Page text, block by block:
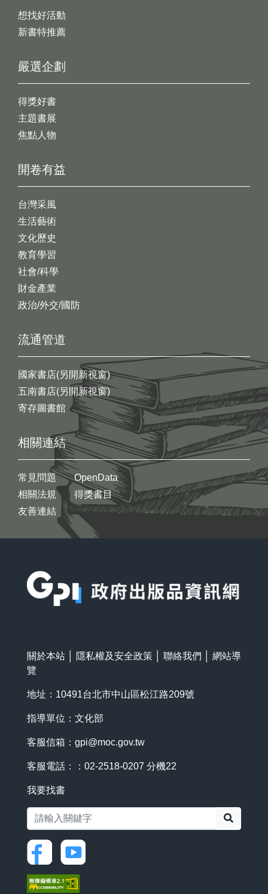
想找好活動
新書特推薦
開卷有益
台灣采風
生活藝術
文化歷史
教育學習
社會/科學
財金產業
政治/外交/國防
嚴選企劃
得獎好書
主題書展
焦點人物
流通管道
國家書店(另開新視窗)
五南書店(另開新視窗)
寄存圖書館
相關連結
常見問題
相關法規
友善連結
OpenData
得獎書目
關於本站 隱私權及安全政策 聯絡我們
網站導
覽
地址：10491台北市中山區松江路209號
指導單位：文化部
客服信箱： gpi@moc.gov.tw
客服電話：：02-2518-0207 分機22
我要找書